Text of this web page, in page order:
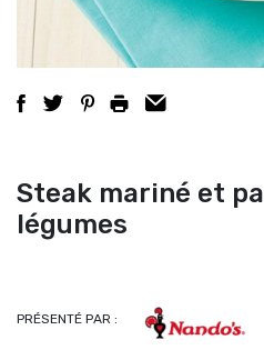
Steak mariné et
légumes
PRÉSENTÉ PAR :